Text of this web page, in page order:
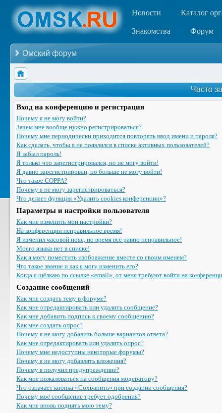
Новости Каталог
Знакомства Форум
Омский форум
Часто
Вход на конференцию и регистрация
Почему я не могу войти?
Зачем мне вообще нужно регистрироваться?
Почему мне периодически приходится повторять ввод имени и пароля?
Как сделать, чтобы я не появлялся в списке активных пользователей?
Я забыл пароль!
Я только что зарегистрировался, но не могу войти!
Я давно зарегистрирован, но больше не могу войти!
Что такое COPPA?
Почему я не могу зарегистрироваться?
Что делает функция «Удалить cookies конференции»?
Параметры и настройки пользователя
Как мне изменить мои настройки?
На конференции неправильное время!
Я изменил часовой пояс, но время всё равно неправильное!
Моего языка нет в списке!
Как я могу поместить изображение вместе со своим именем?
Что такое звание и как я могу изменить его?
Когда я щёлкаю по ссылке «email», от меня требуют войти на
Создание сообщений
Как мне создать тему в форуме?
Как мне отредактировать или удалить сообщение?
Как мне добавить подпись к своему сообщению?
Как мне создать опрос?
Почему я не могу добавить больше вариантов ответа?
Как мне отредактировать или удалить опрос?
Почему мне недоступны некоторые форумы?
Почему я не могу добавлять вложения?
Почему я получил предупреждение?
Как мне пожаловаться на сообщения модератору?
Что означает кнопка «Сохранить» при создании сообщения?
Почему моё сообщение требует одобрения?
Как мне вновь поднять мою тему?